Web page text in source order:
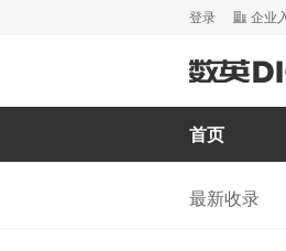
登录 企业
首页
最新收录